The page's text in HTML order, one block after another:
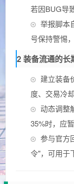
若因BUG导
举报脚本
号保持警惕
2 装备流通的长
建立装备
度、交易冷
动态调整
35%时，应
参与官方
令"，可用于